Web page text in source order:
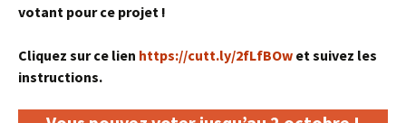
votant pour ce projet !
Cliquez sur ce lien https://cutt.ly/2fLfBOw et suivez les
instructions.